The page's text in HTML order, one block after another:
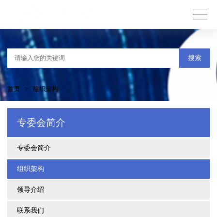
搜索
首页 > 组织架构
专委会简介
专委会简介
组织架构
领导介绍
联系我们